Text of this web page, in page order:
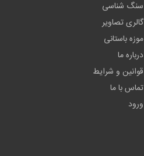
سنگ شناسی
گالری تصاویر
موزه باستانی
درباره ما
قوانین و شرایط
تماس با ما
ورود